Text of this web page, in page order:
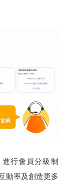
行會員分級制
動率及創造更多